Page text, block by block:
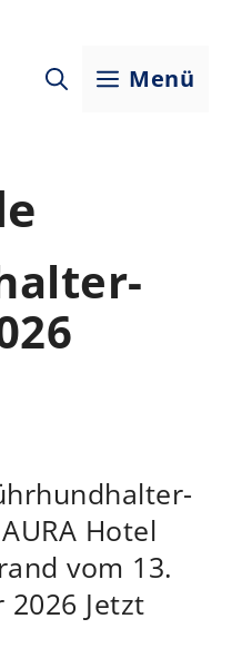
Menü
Hotel
vom 13.
Jetzt